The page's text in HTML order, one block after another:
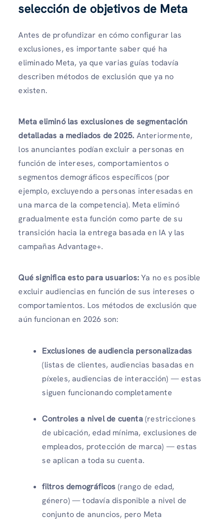
selección de objetivos de Meta
Antes de profundizar en cómo configurar las
exclusiones, es importante saber qué ha
eliminado Meta, ya que varias guías todavía
describen métodos de exclusión que ya no
existen.
Meta eliminó las exclusiones de segmentación
detalladas a mediados de 2025. Anteriormente,
los anunciantes podían excluir a personas en
función de intereses, comportamientos o
segmentos demográficos específicos (por
ejemplo, excluyendo a personas interesadas en
una marca de la competencia). Meta eliminó
gradualmente esta función como parte de su
transición hacia la entrega basada en IA y las
campañas Advantage+.
Qué significa esto para usuarios:Ya no es posible
excluir audiencias en función de sus intereses o
comportamientos. Los métodos de exclusión que
aún funcionan en 2026 son:
Exclusiones de audiencia personalizadas
(listas de clientes, audiencias basadas en
píxeles, audiencias de interacción) — estas
siguen funcionando completamente
Controles a nivel de cuenta(restricciones
de ubicación, edad mínima, exclusiones de
empleados, protección de marca) — estas
se aplican a toda su cuenta.
filtros demográficos (rango de edad,
género) — todavía disponible a nivel de
conjunto de anuncios, pero Meta